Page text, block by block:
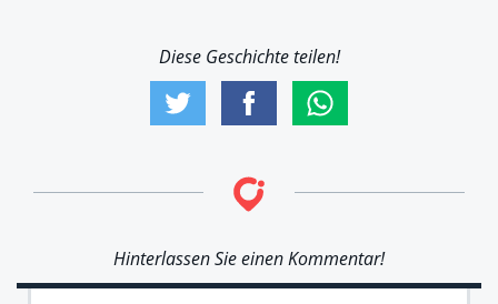
Diese Geschichte teilen!
Hinterlassen Sie einen Kommentar!